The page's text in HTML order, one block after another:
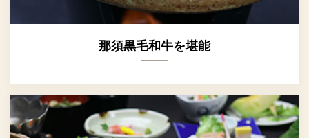
那須黒毛和牛を堪能